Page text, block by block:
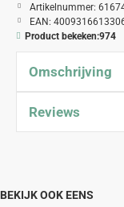
Artikelnummer:
EAN:
Product bekeken:974
Omschrijving
Reviews
BEKIJK OOK EENS